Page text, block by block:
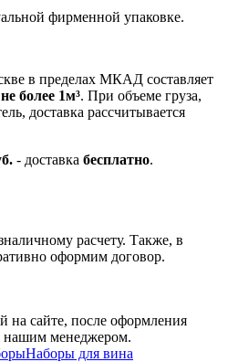
фирменной упаковке.
в пределах МКАД составляет
не более 1м³. При объеме груза,
доставка рассчитывается
- доставка бесплатно.
расчету. Также, в
оформим договор.
на сайте, после оформления
нашим менеджером.
Наборы для вина